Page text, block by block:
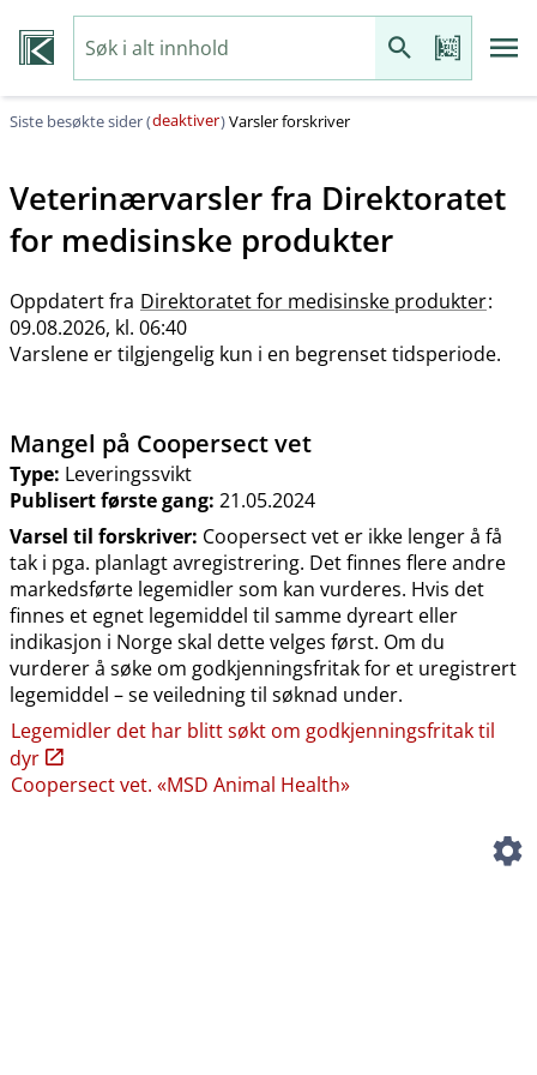
Siste besøkte sider (deaktiver)Varsler forskriver
Veterinærvarsler fra Direktoratet
for medisinske produkter
Oppdatert fra Direktoratet for medisinske produkter:
09.08.2026, kl. 06:40
Varslene er tilgjengelig kun i en begrenset tidsperiode.
Mangel på Coopersect vet
Type: Leveringssvikt
Publisert første gang: 21.05.2024
Varsel til forskriver: Coopersect vet er ikke lenger å få
tak i pga. planlagt avregistrering. Det finnes flere andre
markedsførte legemidler som kan vurderes. Hvis det
finnes et egnet legemiddel til samme dyreart eller
indikasjon i Norge skal dette velges først. Om du
vurderer å søke om godkjenningsfritak for et uregistrert
legemiddel – se veiledning til søknad under.
Legemidler det har blitt søkt om godkjenningsfritak til
dyr
Coopersect vet. «MSD Animal Health»